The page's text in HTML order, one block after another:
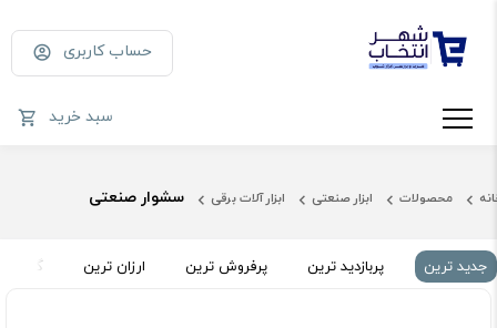
حساب کاربری
سبد خرید
محصولات ابزار صنعتی ابزار آلات برقی سشوار صنعتی
جدید ترین پربازدید ترین پرفروش ترین ارزان ترین گران